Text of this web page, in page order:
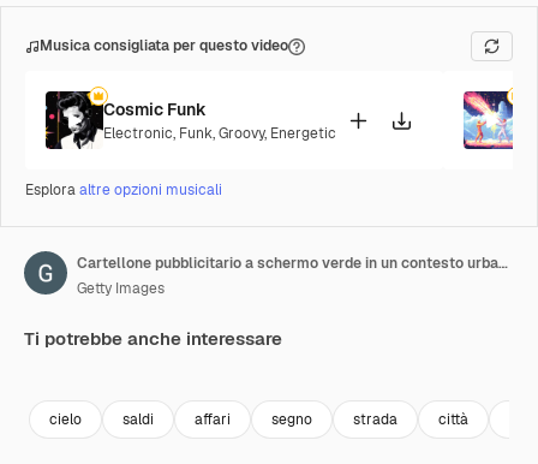
Musica consigliata per questo video
Cosmic Funk
Electronic, Funk,Groovy, Energetic
Esploraaltre opzioni musicali
Cartellone pubblicitario a schermo verde in un contesto urbano. Pannello pubblicitario vuoto, banner per il marketing. Insegna vuota chroma key
Getty Images
Ti potrebbe anche interessare
cielo saldi affari segno strada città